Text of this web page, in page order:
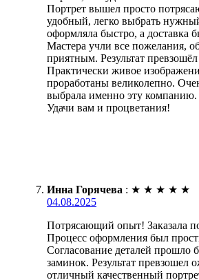
Портрет вышел просто
удобный, легко выбрать
оформляла быстро, а доставка
Мастера учли все пожелания,
приятным. Результат
Практически живое
проработаны великолепно.
выбрала именно эту
Удачи вам и процветания!
Инна Горячева : ★ ★ ★ ★ ★
04.08.2025
Потрясающий опыт! Заказала
Процесс оформления был
Согласование деталей прошло
заминок. Результат превзошел
отличный качественный